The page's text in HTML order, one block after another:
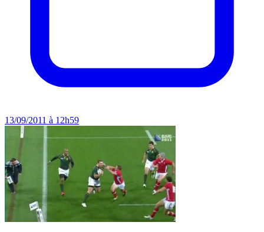
13/09/2011 à 12h59